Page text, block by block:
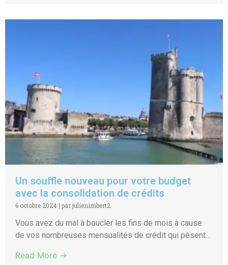
Un souffle nouveau pour votre budget
avec la consolidation de crédits
6 octobre 2024 | par julienimbert2
Vous avez du mal à boucler les fins de mois à cause
de vos nombreuses mensualités de crédit qui pèsent...
Read More →